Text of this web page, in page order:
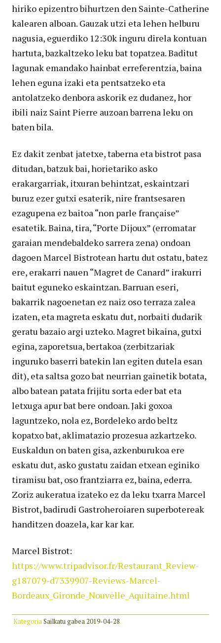
hiriko epizentro bihurtzen den Sainte-Catherine
kalearen alboan. Gauzak utzi eta lehen helburu
nagusia, eguerdiko 12:30k inguru direla kontuan
hartuta, bazkaltzeko leku bat topatzea. Baditut
lagunak emandako hainbat erreferentzia, baina
lehen eguna izaki eta pentsatzeko eta
antolatzeko denbora askorik ez dudanez, hor
ibili naiz Saint Pierre auzoan barrena leku on
baten bila.
Ez dakit zenbat jatetxe, taberna eta bistrot pasa
ditudan, batzuk bai, horietariko asko
erakargarriak, itxuran behintzat, eskaintzari
buruz ezer gutxi esaterik, nire frantsesaren
ezagupena ez baitoa “non parle française”
esatetik. Baina, tira, “Porte Dijoux” (erromatar
garaian mendebaldeko sarrera zena) ondoan
dagoen Marcel Bistrotean hartu dut ostatu, batez
ere, erakarri nauen “Magret de Canard” irakurri
baitut eguneko eskaintzan. Barruan eseri,
bakarrik nagoenetan ez naiz oso terraza zalea
izaten, eta magreta eskatu dut, norbaiti dudarik
geratu bazaio argi uzteko. Magret bikaina, gutxi
egina, zaporetsua, bertakoa (zerbitzariak
inguruko baserri batekin lan egiten dutela esan
dit), eta saltsa gozo bat neurrian gainetik botata,
albo batean patata frijitu sorta eder bat eta
letxuga apur bat bere ondoan. Jaki goxoa
laguntzeko, nola ez, Bordeleko ardo beltz
kopatxo bat, aklimatazio prozesua azkartzeko.
Euskaldun on baten gisa, azkenburukoa ere
eskatu dut, asko gustatu zaidan etxean eginiko
tiramisu bat, oso frantziarra ez, baina, ederra.
Zoriz aukeratua izateko ez da leku txarra Marcel
Bistrot, badirudi Gastroheroiaren superbotereak
handitzen doazela, kar kar kar.
Marcel Bistrot:
https://www.tripadvisor.fr/Restaurant_Review-
g187079-d7339907-Reviews-Marcel-
Bordeaux_Gironde_Nouvelle_Aquitaine.html
KategoriaSailkatu gabea2019-04-28.